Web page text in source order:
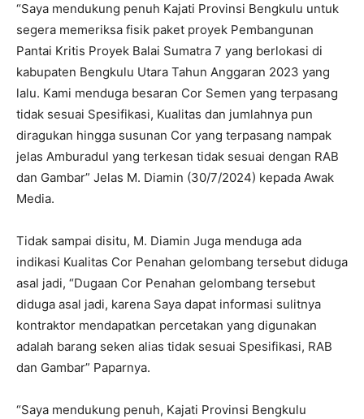
“Saya mendukung penuh Kajati Provinsi Bengkulu untuk
segera memeriksa fisik paket proyek Pembangunan
Pantai Kritis Proyek Balai Sumatra 7 yang berlokasi di
kabupaten Bengkulu Utara Tahun Anggaran 2023 yang
lalu. Kami menduga besaran Cor Semen yang terpasang
tidak sesuai Spesifikasi, Kualitas dan jumlahnya pun
diragukan hingga susunan Cor yang terpasang nampak
jelas Amburadul yang terkesan tidak sesuai dengan RAB
dan Gambar” Jelas M. Diamin (30/7/2024) kepada Awak
Media.
Tidak sampai disitu, M. Diamin Juga menduga ada
indikasi Kualitas Cor Penahan gelombang tersebut diduga
asal jadi, “Dugaan Cor Penahan gelombang tersebut
diduga asal jadi, karena Saya dapat informasi sulitnya
kontraktor mendapatkan percetakan yang digunakan
adalah barang seken alias tidak sesuai Spesifikasi, RAB
dan Gambar” Paparnya.
“Saya mendukung penuh, Kajati Provinsi Bengkulu